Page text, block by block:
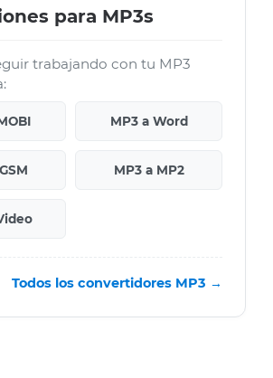
para MP3s
trabajando con tu MP3
MP3 a Word
MP3 a MP2
Todos los convertidores MP3 →